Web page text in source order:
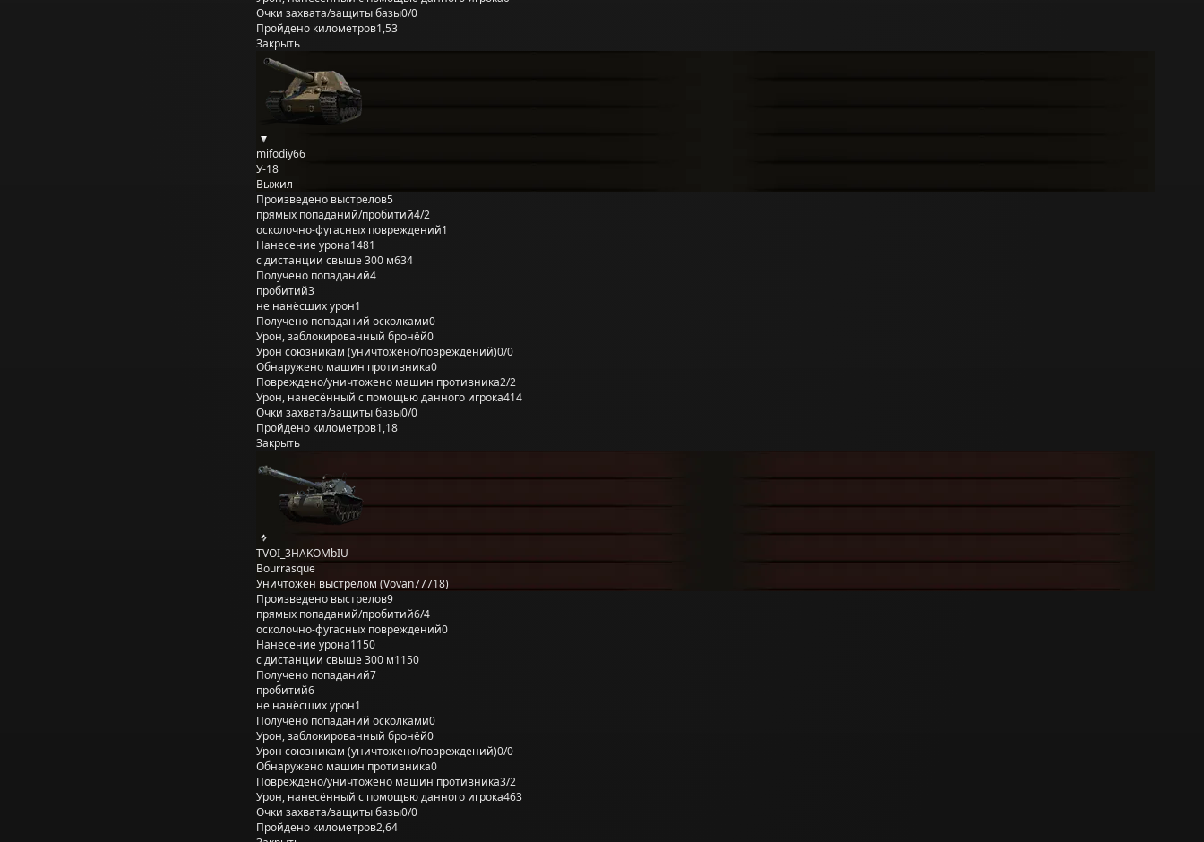
Очки захвата/защиты базы0/0
Пройдено километров1,53
Закрыть
mifodiy66
У-18
Выжил
Произведено выстрелов5
прямых попаданий/пробитий4/2
осколочно-фугасных повреждений1
Нанесение урона1481
с дистанции свыше 300 м634
Получено попаданий4
пробитий3
не нанёсших урон1
Получено попаданий осколками0
Урон, заблокированный бронёй0
Урон союзникам (уничтожено/повреждений)0/0
Обнаружено машин противника0
Повреждено/уничтожено машин противника2/2
Урон, нанесённый с помощью данного игрока414
Очки захвата/защиты базы0/0
Пройдено километров1,18
Закрыть
TVOI_3HAKOMbIU
Bourrasque
Уничтожен выстрелом (Vovan77718)
Произведено выстрелов9
прямых попаданий/пробитий6/4
осколочно-фугасных повреждений0
Нанесение урона1150
с дистанции свыше 300 м1150
Получено попаданий7
пробитий6
не нанёсших урон1
Получено попаданий осколками0
Урон, заблокированный бронёй0
Урон союзникам (уничтожено/повреждений)0/0
Обнаружено машин противника0
Повреждено/уничтожено машин противника3/2
Урон, нанесённый с помощью данного игрока463
Очки захвата/защиты базы0/0
Пройдено километров2,64